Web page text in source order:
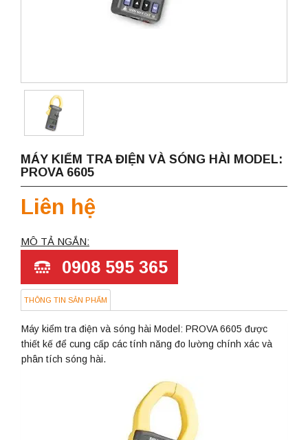
MÁY KIỂM TRA ĐIỆN VÀ SÓNG HÀI MODEL:
PROVA 6605
Liên hệ
MÔ TẢ NGẮN:
0908 595 365
THÔNG TIN SẢN PHẨM
Máy kiểm tra điện và sóng hài Model: PROVA 6605 được
thiết kế để cung cấp các tính năng đo lường chính xác và
phân tích sóng hài.